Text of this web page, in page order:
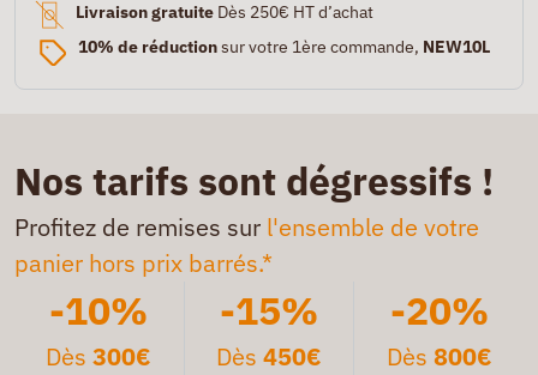
Livraison gratuite Dès 250€ HT d’achat
10% de réductionsur votre 1ère commande, NEW10L
Nos tarifs sont dégressifs !
Profitez de remises sur l'ensemble de votre
panier hors prix barrés.*
-10%
Dès300€
-15%
Dès 450€
-20%
Dès 800€